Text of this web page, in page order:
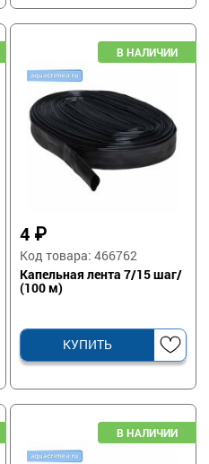
4 ₽
Код товара: 466762
Капельная лента 7/15 шаг/
(100 м)
КУПИТЬ